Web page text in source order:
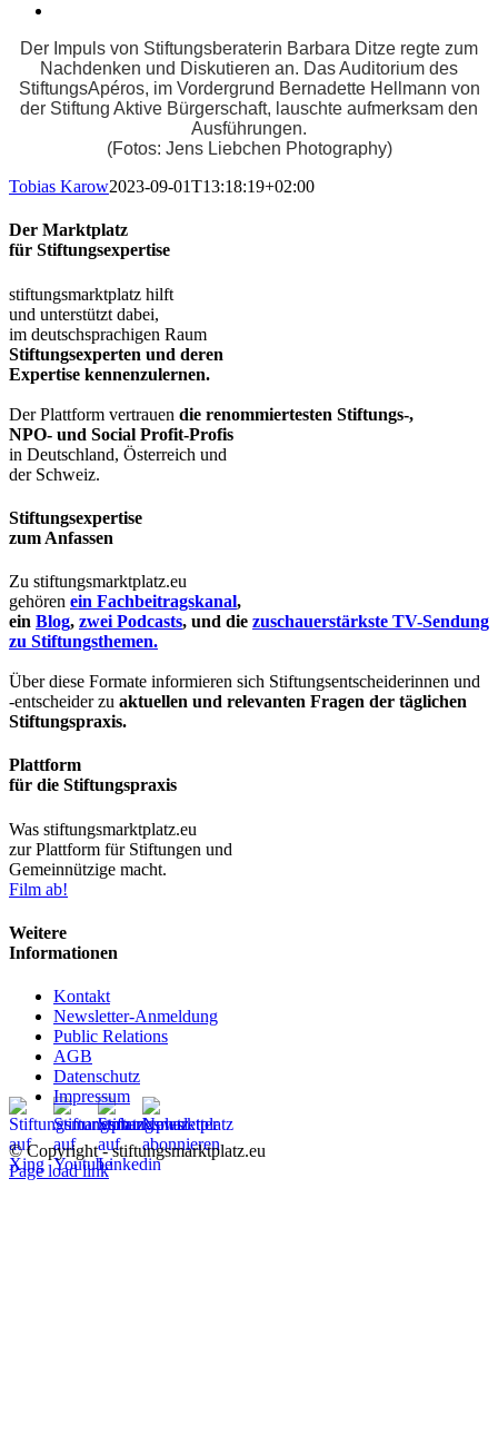
Der Impuls von Stiftungsberaterin Barbara Ditze regte zum
Nachdenken und Diskutieren an. Das Auditorium des
StiftungsApéros, im Vordergrund Bernadette Hellmann von
der Stiftung Aktive Bürgerschaft, lauschte aufmerksam den
Ausführungen.
(Fotos: Jens Liebchen Photography)
Tobias Karow2023-09-01T13:18:19+02:00
Der Marktplatz
für Stiftungsexpertise
stiftungsmarktplatz hilft
und unterstützt dabei,
im deutschsprachigen Raum
Stiftungsexperten und deren
Expertise kennenzulernen.
Der Plattform vertrauen die renommiertesten Stiftungs-,
NPO- und Social Profit-Profis
in Deutschland, Österreich und
der Schweiz.
Stiftungsexpertise
zum Anfassen
Zu stiftungsmarktplatz.eu
gehören ein Fachbeitragskanal,
ein Blog, zwei Podcasts, und die zuschauerstärkste TV-Sendung
zu Stiftungsthemen.
Über diese Formate informieren sich Stiftungsentscheiderinnen und
-entscheider zu aktuellen und relevanten Fragen der täglichen
Stiftungspraxis.
Plattform
für die Stiftungspraxis
Was stiftungsmarktplatz.eu
zur Plattform für Stiftungen und
Gemeinnützige macht.
Film ab!
Weitere
Informationen
Kontakt
Newsletter-Anmeldung
Public Relations
AGB
Datenschutz
Impressum
© Copyright - stiftungsmarktplatz.eu
Page load link